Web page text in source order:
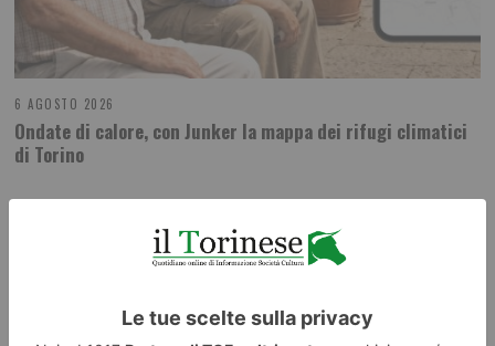
6 AGOSTO 2026
Ondate di calore, con Junker la mappa dei rifugi climatici
di Torino
ILTORINESE POST RECENTI